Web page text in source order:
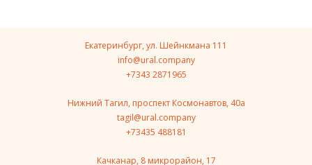
Екатеринбург, ул. Шейнкмана 111
info@ural.company
+7343 2871965
Нижний Тагил, проспект Космонавтов, 40a
tagil@ural.company
+73435 488181
Качканар, 8 микрорайон, 17